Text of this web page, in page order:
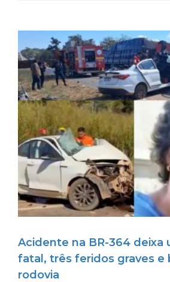
Acidente na BR-364 deixa
fatal, três feridos graves e
rodovia